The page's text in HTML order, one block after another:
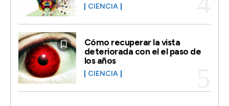
CIENCIA
Cómo recuperar la vista
deteriorada con el el paso de
los años
CIENCIA